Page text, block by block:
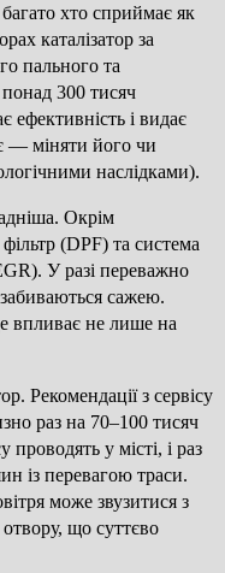
хто сприймає як
каталізатор за
пального та
300 тисяч
ефективність і видає
— міняти його чи
наслідками).
Окрім
(DPF) та система
У разі переважно
сажею.
впливає не лише на
Рекомендації з сервісу
раз на 70–100 тисяч
проводять у місті, і раз
із перевагою траси.
може звузитися з
що суттєво